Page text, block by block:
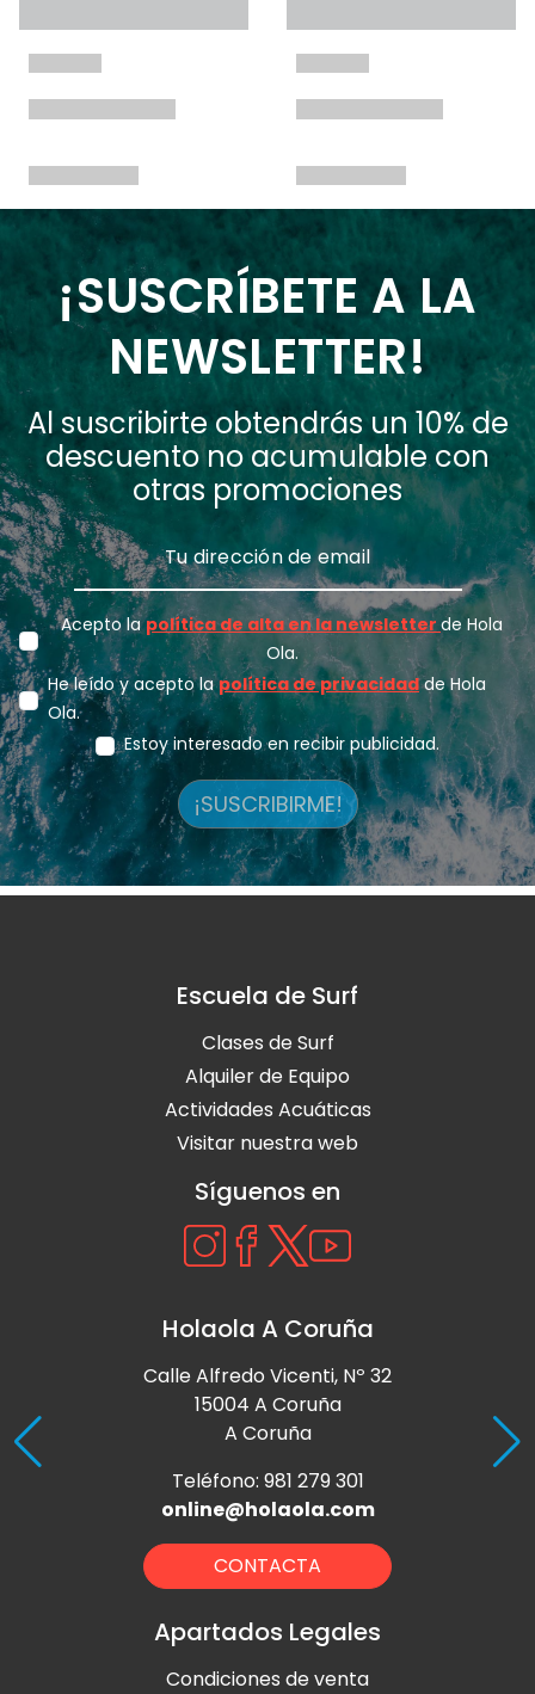
¡SUSCRÍBETE A LA
NEWSLETTER!
Al suscribirte obtendrás un 10% de
descuento no acumulable con
otras promociones
Acepto lapolítica de alta en la newsletter de Hola
Ola.
He leído y acepto lapolítica de privacidadde Hola
Ola.
Estoy interesado en recibir publicidad.
¡SUSCRIBIRME!
Escuela de Surf
Clases de Surf
Alquiler de Equipo
Actividades Acuáticas
Visitar nuestra web
Síguenos en
Holaola A Coruña
Calle Alfredo Vicenti, Nº 32
15004 A Coruña
A Coruña
Teléfono: 981 279 301
online@holaola.com
CONTACTA
Apartados Legales
Condiciones de venta